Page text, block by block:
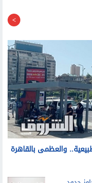
والعظمى بالقاهرة
حدود
ضد